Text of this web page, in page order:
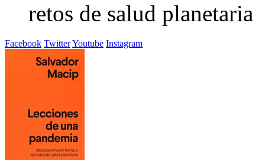
retos de salud planetaria
Facebook TwitterYoutube Instagram